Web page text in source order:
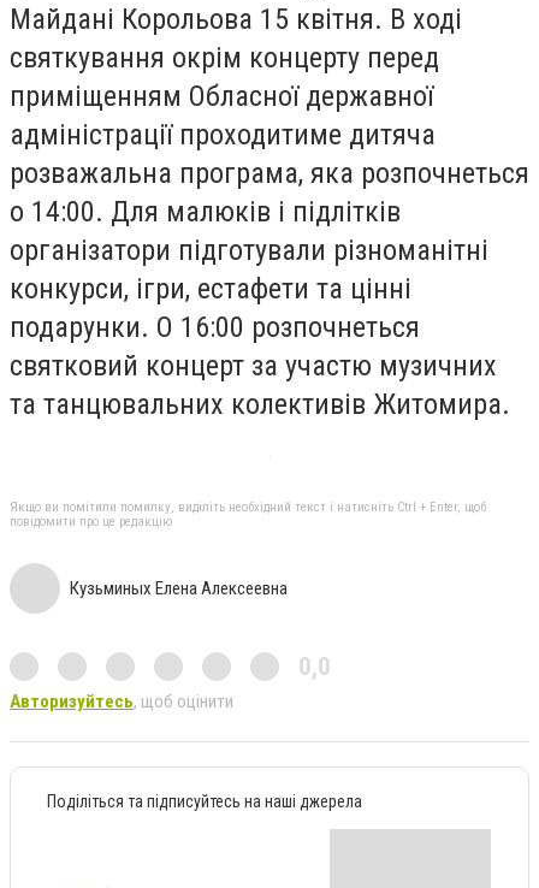
Майдані Корольова 15 квітня. В ході
святкування окрім концерту перед
приміщенням Обласної державної
адміністрації проходитиме дитяча
розважальна програма, яка розпочнеться
о 14:00. Для малюків і підлітків
організатори підготували різноманітні
конкурси, ігри, естафети та цінні
подарунки. О 16:00 розпочнеться
святковий концерт за участю музичних
та танцювальних колективів Житомира.
Якщо ви помітили помилку, виділіть необхідний текст і натисніть Ctrl + Enter, щоб
повідомити про це редакцію
Кузьминых Елена Алексеевна
0,0
Авторизуйтесь, щоб оцінити
Поділіться та підписуйтесь на наші джерела